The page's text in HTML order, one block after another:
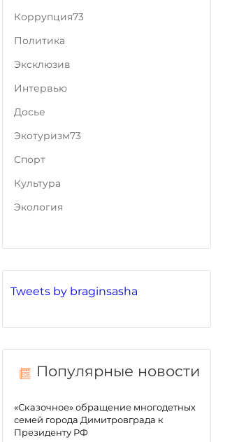
Tweets by braginsasha
Популярные новости
«Сказочное» обращение многодетных
семей города Димитровграда к
Президенту РФ
Коррупция73
Политика
Эксклюзив
Интервью
Досье
Экотуризм73
Cпорт
Культура
Экология